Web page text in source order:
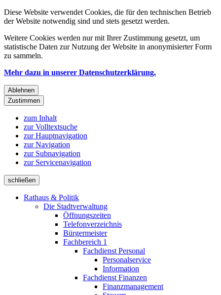
Diese Website verwendet Cookies, die für den technischen Betrieb
der Website notwendig sind und stets gesetzt werden.
Weitere Cookies werden nur mit Ihrer Zustimmung gesetzt, um
statistische Daten zur Nutzung der Website in anonymisierter Form
zu sammeln.
Mehr dazu in unserer Datenschutzerklärung.
Ablehnen
Zustimmen
zum Inhalt
zur Volltextsuche
zur Hauptnavigation
zur Navigation
zur Subnavigation
zur Servicenavigation
schließen
Rathaus & Politik
Die Stadtverwaltung
Öffnungszeiten
Telefonverzeichnis
Bürgermeister
Fachbereich 1
Fachdienst Personal
Personalservice
Information
Fachdienst Finanzen
Finanzmanagement